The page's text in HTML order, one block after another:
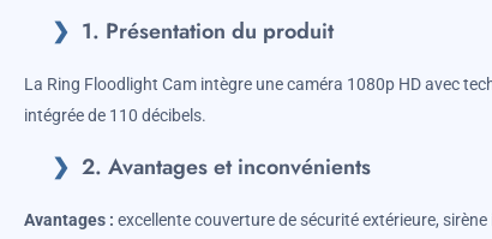
1. Présentation du produit
La Ring Floodlight Cam intègre une caméra 1080p HD avec
intégrée de 110 décibels.
2. Avantages et inconvénients
Avantages : excellente couverture de sécurité extérieure,